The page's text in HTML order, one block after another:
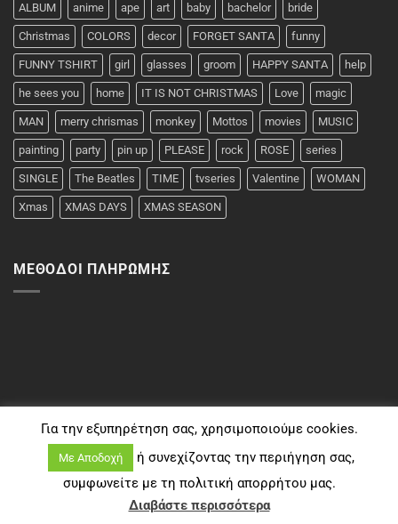
ALBUM anime ape art baby bachelor bride
Christmas COLORS decor FORGET SANTA funny
FUNNY TSHIRT girl glasses groom HAPPY SANTA help
he sees you home IT IS NOT CHRISTMAS Love magic
MAN merry chrismas monkey Mottos movies MUSIC
painting party pin up PLEASE rock ROSE series
SINGLE The Beatles TIME tvseries Valentine WOMAN
Xmas XMAS DAYS XMAS SEASON
ΜΈΘΟΔΟΙ ΠΛΗΡΩΜΉΣ
Copyright 2026 ©Typomplouzakia
Για την εξυπηρέτηση σας, χρησιμοποιούμε cookies.
Με Αποδοχή
ή συνεχίζοντας την περιήγηση σας,
συμφωνείτε με τη πολιτική απορρήτου μας.
Διαβάστε περισσότερα